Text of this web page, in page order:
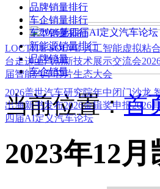
2026盖世汽车研究院年中闭门沙
出海新书发布2026金辑奖申报2026
四届AI定义汽车论坛
LOCTITE SOLVE 人工智能虚拟粘
台走进上汽创新技术展示交流会
届智能汽车芯片生态大会
品牌销量排行
车企销量排行
车型销量排行
新能源销量排行
品牌销量
车企销量
当前位置：首
2023年12